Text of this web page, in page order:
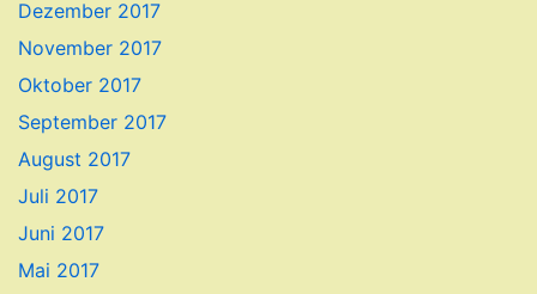
Dezember 2017
November 2017
Oktober 2017
September 2017
August 2017
Juli 2017
Juni 2017
Mai 2017